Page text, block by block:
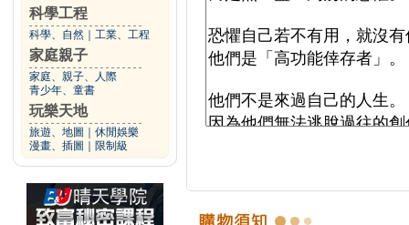
科學工程
科學、自然 工業、工程
家庭親子
家庭、親子、人際
青少年、童書
玩樂天地
旅遊、地圖
休閒娛樂
漫畫、插圖
限制級